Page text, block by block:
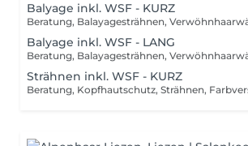
Balyage inkl. WSF - KURZ
Balyage inkl. WSF - LANG
Strähnen inkl. WSF - KURZ